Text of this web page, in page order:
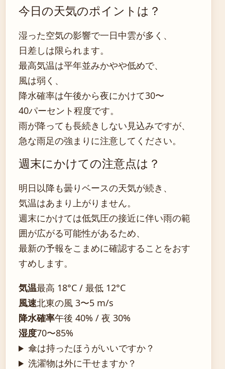
今日の天気のポイントは？
湿った空気の影響で一日中雲が多く、
日差しは限られます。
最高気温は平年並みかやや低めで、
風は弱く、
降水確率は午後から夜にかけて30〜
40パーセント程度です。
雨が降っても長続きしない見込みですが、
急な雨足の強まりに注意してください。
週末にかけての注意点は？
明日以降も曇りベースの天気が続き、
気温はあまり上がりません。
週末にかけては低気圧の接近に伴い雨の範
囲が広がる可能性があるため、
最新の予報をこまめに確認することをおす
すめします。
気温最高 18°C / 最低 12°C
風速北東の風 3〜5 m/s
降水確率午後 40% / 夜 30%
湿度70〜85%
傘は持ったほうがいいですか？
洗濯物は外に干せますか？